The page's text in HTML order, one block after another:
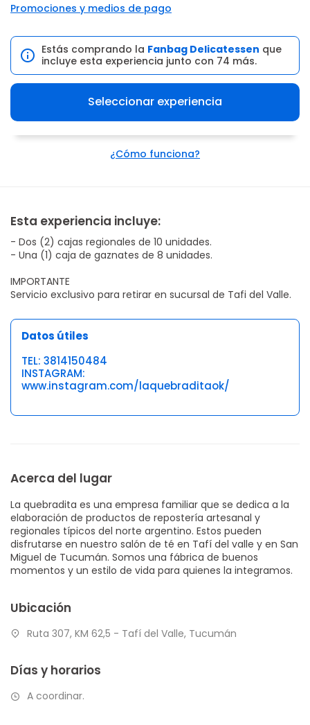
Promociones y medios de pago
Estás comprando la Fanbag Delicatessen que
incluye esta experiencia junto con 74 más.
Seleccionar experiencia
¿Cómo funciona?
Esta experiencia incluye:
- Dos (2) cajas regionales de 10 unidades.
- Una (1) caja de gaznates de 8 unidades.
IMPORTANTE
Servicio exclusivo para retirar en sucursal de Tafi del Valle.
Datos útiles
TEL: 3814150484
INSTAGRAM:
www.instagram.com/laquebraditaok/
Acerca del lugar
La quebradita es una empresa familiar que se dedica a la
elaboración de productos de repostería artesanal y
regionales típicos del norte argentino. Estos pueden
disfrutarse en nuestro salón de té en Tafí del valle y en San
Miguel de Tucumán. Somos una fábrica de buenos
momentos y un estilo de vida para quienes la integramos.
Ubicación
Ruta 307, KM 62,5 - Tafí del Valle, Tucumán
Días y horarios
A coordinar.